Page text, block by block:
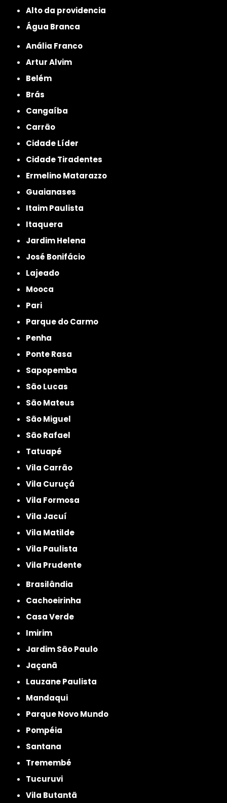
alto da providencia
Água Branca
Anália Franco
Artur Alvim
Belém
Brás
Cangaíba
Carrão
Cidade Líder
Cidade Tiradentes
Ermelino Matarazzo
Guaianases
Itaim Paulista
Itaquera
Jardim Helena
José Bonifácio
Lajeado
Mooca
Pari
Parque do Carmo
Penha
Ponte Rasa
Sapopemba
São Lucas
São Mateus
São Miguel
São Rafael
Tatuapé
Vila Carrão
Vila Curuçá
Vila Formosa
Vila Jacuí
Vila Matilde
Vila Paulista
Vila Prudente
Brasilândia
Cachoeirinha
Casa Verde
Imirim
Jardim São Paulo
Jaçanã
Lauzane Paulista
Mandaqui
Parque Novo Mundo
Pompéia
Santana
Tremembé
Tucuruvi
Vila Butantã